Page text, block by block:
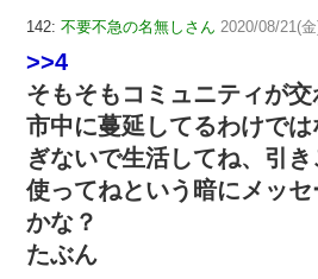
142: 不要不急の名無しさん 2020/08/21(
>>4
そもそもコミュニティが
市中に蔓延してるわけで
ぎないで生活してね、引
使ってねという暗にメッ
かな？
たぶん